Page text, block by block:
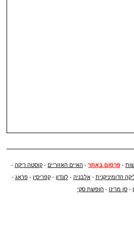
- פרסום באתר - האיים האזוריים - קוסטה ריקה -
הדומיניקנית -אלבניה -לונדון -קפריסין -פראג -
- סן מרינו - חופשת סקי